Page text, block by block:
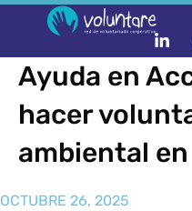
Ayuda en
hacer
ambiental
OCTUBRE 26, 2025